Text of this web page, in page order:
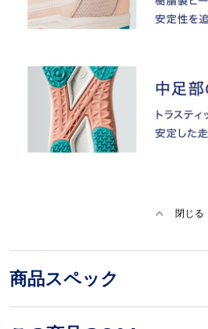
閉じる
商品スペック